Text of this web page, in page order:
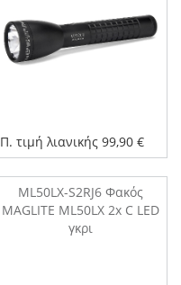
Π. τιμή λιανικής 99,90 €
ML50LX-S2RJ6 Φακός
MAGLITE ML50LX 2x C LED
γκρι